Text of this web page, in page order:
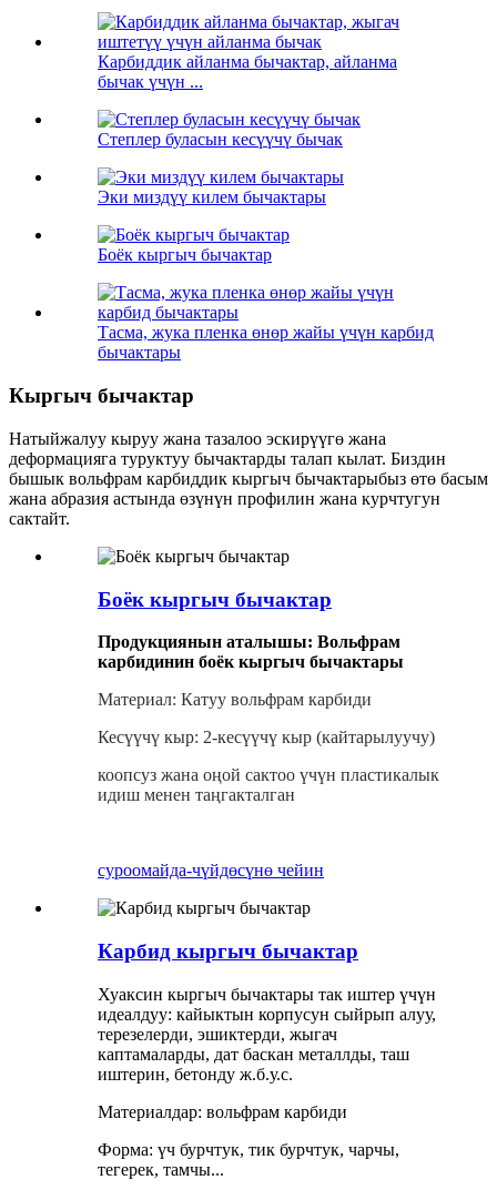
Карбиддик айланма бычактар, айланма
бычак үчүн ...
Степлер буласын кесүүчү бычак
Эки миздүү килем бычактары
Боёк кыргыч бычактар
Тасма, жука пленка өнөр жайы үчүн карбид
бычактары
Кыргыч бычактар
Натыйжалуу кыруу жана тазалоо эскирүүгө жана
деформацияга туруктуу бычактарды талап кылат. Биздин
бышык вольфрам карбиддик кыргыч бычактарыбыз өтө басым
жана абразия астында өзүнүн профилин жана курчтугун
сактайт.
Боёк кыргыч бычактар
Продукциянын аталышы: Вольфрам
карбидинин боёк кыргыч бычактары
Материал: Катуу вольфрам карбиди
Кесүүчү кыр: 2-кесүүчү кыр (кайтарылуучу)
коопсуз жана оңой сактоо үчүн пластикалык
идиш менен таңгакталган
суроомайда-чүйдөсүнө чейин
Карбид кыргыч бычактар
Хуаксин кыргыч бычактары так иштер үчүн
идеалдуу: кайыктын корпусун сыйрып алуу,
терезелерди, эшиктерди, жыгач
каптамаларды, дат баскан металлды, таш
иштерин, бетонду ж.б.у.с.
Материалдар: вольфрам карбиди
Форма: үч бурчтук, тик бурчтук, чарчы,
тегерек, тамчы...